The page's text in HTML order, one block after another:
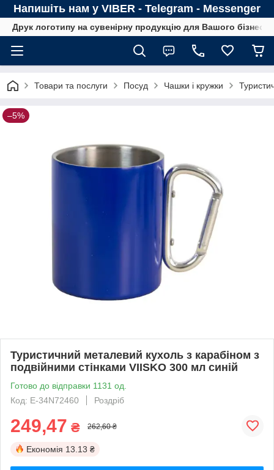
Напишіть нам у VIBER - Telegram - Messenger
Друк логотипу на сувенірну продукцію для Вашого бізнесу
Товари та послуги Посуд Чашки і кружки
–5%
Туристичний металевий кухоль з карабіном з
подвійними стінками VIISKO 300 мл синій
Готово до відправки 1131 од.
Код: Е-34N72460
Роздріб
249,47 ₴ 262,60 ₴
Економія 13.13 ₴